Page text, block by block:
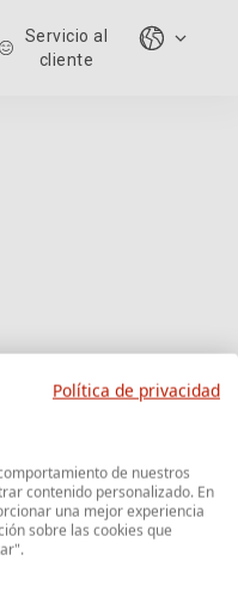
Servicio al
cliente
Política de privacidad
de nuestros
contenido personalizado. En
una mejor experiencia
sobre las cookies que